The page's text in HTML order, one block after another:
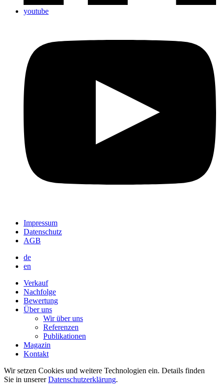
youtube
Impressum
Datenschutz
AGB
de
en
Verkauf
Nachfolge
Bewertung
Über uns
Wir über uns
Referenzen
Publikationen
Magazin
Kontakt
Wir setzen Cookies und weitere Technologien ein. Details finden
Sie in unsererDatenschutzerklärung.